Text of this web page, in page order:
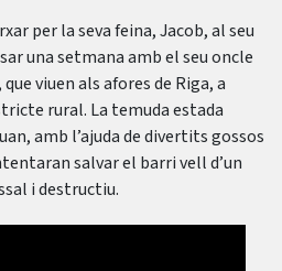
per la seva feina, Jacob, al seu
una setmana amb el seu oncle
viuen als afores de Riga, a
rural. La temuda estada
amb l’ajuda de divertits gossos
salvar el barri vell d’un
i destructiu.